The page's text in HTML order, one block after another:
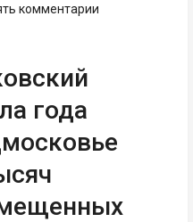
комментарии
года